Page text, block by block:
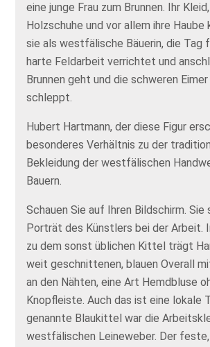
eine junge Frau zum Brunnen. Ihr
Holzschuhe und vor allem ihre Haube
sie als westfälische Bäuerin, die Tag
harte Feldarbeit verrichtet und
Brunnen geht und die schweren
schleppt.
Hubert Hartmann, der diese Figur
besonderes Verhältnis zu der
Bekleidung der westfälischen
Bauern.
Schauen Sie auf Ihren Bildschirm. Sie
Porträt des Künstlers bei der Arbeit.
zu dem sonst üblichen Kittel trägt
weit geschnittenen, blauen Overall
an den Nähten, eine Art Hemdbluse
Knopfleiste. Auch das ist eine lokale
genannte Blaukittel war die
westfälischen Leineweber. Der feste,